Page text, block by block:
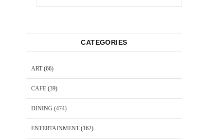
CATEGORIES
ART(66)
CAFE (39)
DINING (474)
ENTERTAINMENT(162)